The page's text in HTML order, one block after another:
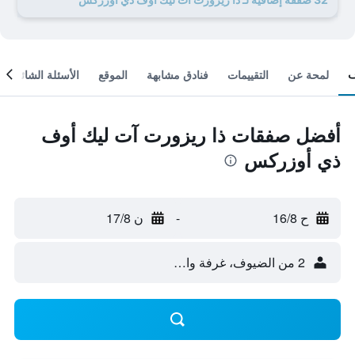
لمحة عن التقييمات فنادق مشابهة الموقع الأسئلة الشائعة
أفضل صفقات ذا ريزورت آت ليك أوف
ذي أوزركس
ح 16/8 - ن 17/8
2 من الضيوف، غرفة واحدة